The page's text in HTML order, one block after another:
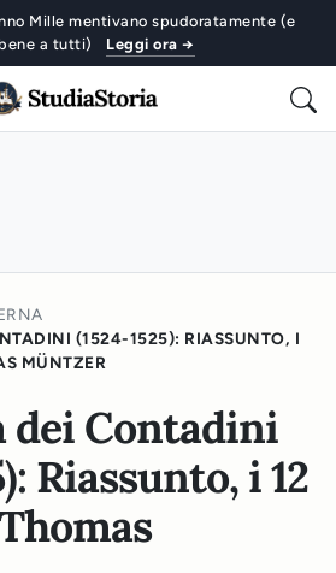
Mille mentivano spudoratamente (e
a tutti)
Leggi ora →
(1524-1525): RIASSUNTO, I
MÜNTZER
dei Contadini
Riassunto, i 12